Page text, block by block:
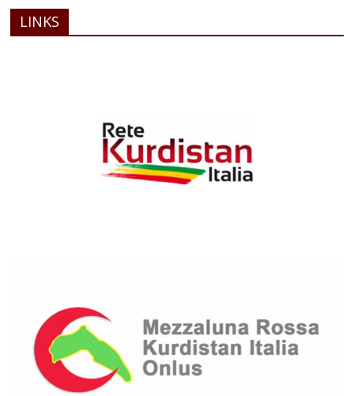
LINKS